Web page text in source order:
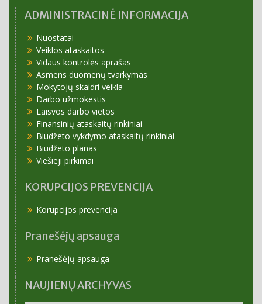
ADMINISTRACINĖ INFORMACIJA
Nuostatai
Veiklos ataskaitos
Vidaus kontrolės aprašas
Asmens duomenų tvarkymas
Mokytojų skaidri veikla
Darbo užmokestis
Laisvos darbo vietos
Finansinių ataskaitų rinkiniai
Biudžeto vykdymo ataskaitų rinkiniai
Biudžeto planas
Viešieji pirkimai
KORUPCIJOS PREVENCIJA
Korupcijos prevencija
Pranešėjų apsauga
Pranešėjų apsauga
NAUJIENŲ ARCHYVAS